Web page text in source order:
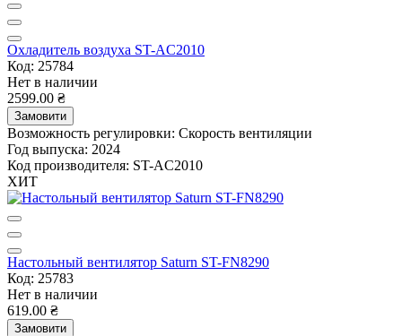
Охладитель воздуха ST-AC2010
Код: 25784
Нет в наличии
2599.00 ₴
Замовити
Возможность регулировки: Скорость вентиляции
Год выпуска: 2024
Код производителя: ST-AC2010
ХИТ
Настольный вентилятор Saturn ST-FN8290
Код: 25783
Нет в наличии
619.00 ₴
Замовити